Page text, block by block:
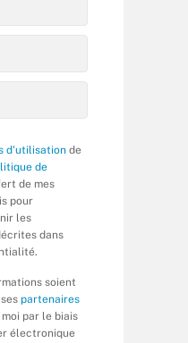
d'utilisation de
de
de mes
pour
les
dans
soient
partenaires
par le biais
électronique